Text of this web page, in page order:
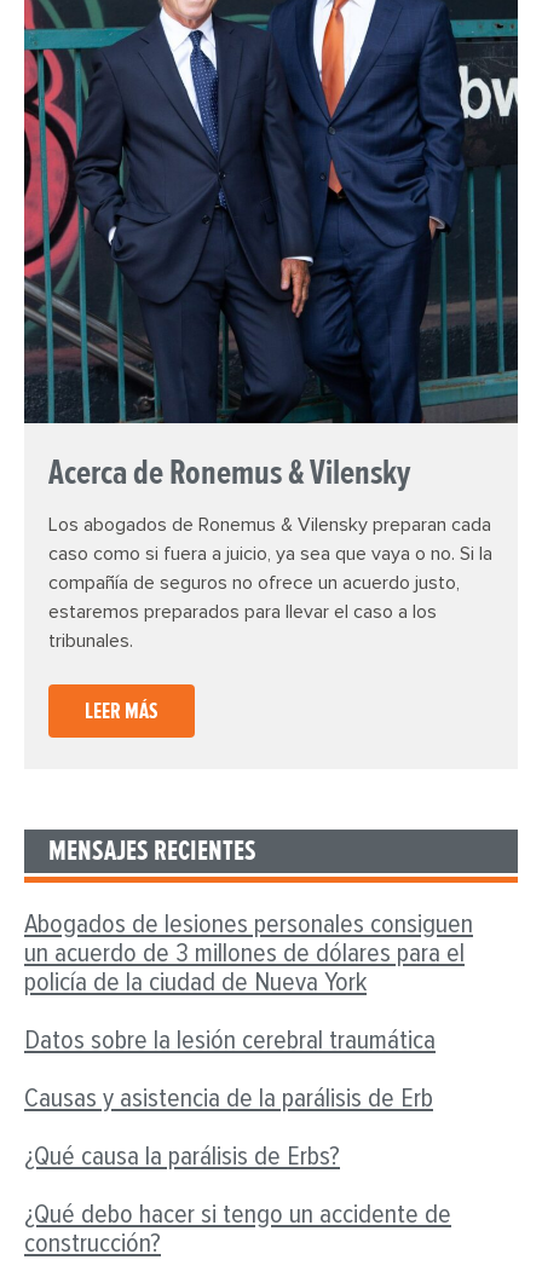
Acerca de Ronemus & Vilensky
Los abogados de Ronemus & Vilensky preparan cada
caso como si fuera a juicio, ya sea que vaya o no. Si la
compañía de seguros no ofrece un acuerdo justo,
estaremos preparados para llevar el caso a los
tribunales.
LEER MÁS
MENSAJES RECIENTES
Abogados de lesiones personales consiguen
un acuerdo de 3 millones de dólares para el
policía de la ciudad de Nueva York
Datos sobre la lesión cerebral traumática
Causas y asistencia de la parálisis de Erb
¿Qué causa la parálisis de Erbs?
¿Qué debo hacer si tengo un accidente de
construcción?